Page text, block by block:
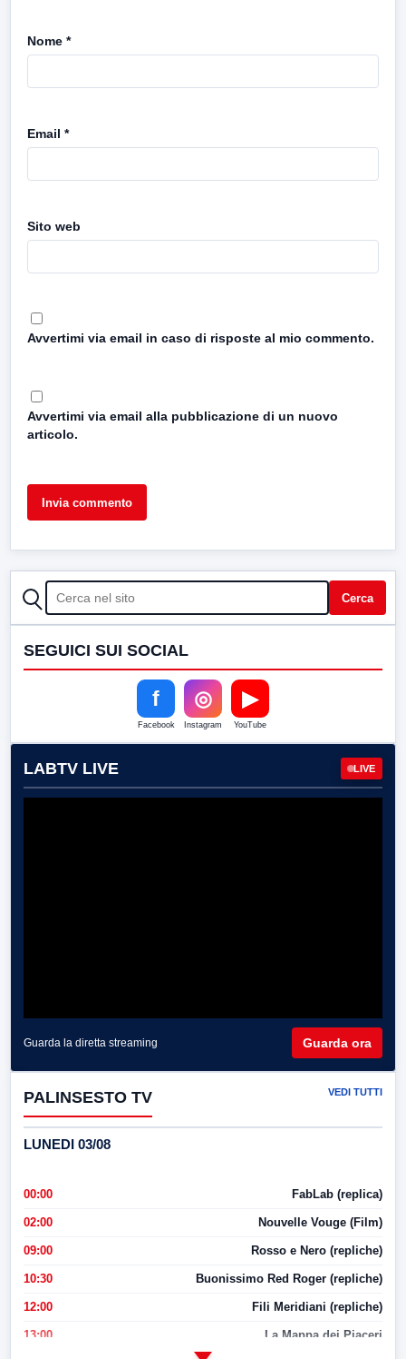
Nome *
Email *
Sito web
Avvertimi via email in caso di risposte al mio commento.
Avvertimi via email alla pubblicazione di un nuovo
articolo.
CERCA Cerca
SEGUICI SUI SOCIAL
f
Facebook
◎
Instagram
▶
YouTube
LABTV LIVE LIVE
Guarda la diretta streaming Guarda ora
PALINSESTO TV VEDI TUTTI
LUNEDI 03/08
00:00 FabLab (replica)
02:00 Nouvelle Vouge (Film)
09:00 Rosso e Nero (repliche)
10:30 Buonissimo Red Roger (repliche)
12:00 Fili Meridiani (repliche)
13:00 La Mappa dei Piaceri